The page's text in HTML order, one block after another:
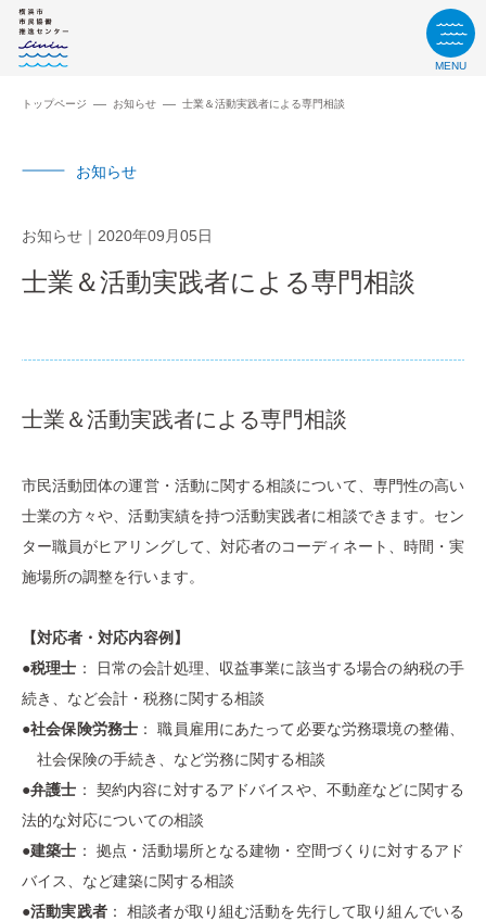
MENU
トップページ お知らせ 士業＆活動実践者による専門相談
お知らせ
お知らせ 2020年09月05日
士業＆活動実践者による専門相談
士業＆活動実践者による専門相談
市民活動団体の運営・活動に関する相談について、専門性の高い
士業の方々や、活動実績を持つ活動実践者に相談できます。セン
ター職員がヒアリングして、対応者のコーディネート、時間・実
施場所の調整を行います。
【対応者・対応内容例】
●税理士 ： 日常の会計処理、収益事業に該当する場合の納税の手
続き、など会計・税務に関する相談
●社会保険労務士 ： 職員雇用にあたって必要な労務環境の整備、
社会保険の手続き、など労務に関する相談
●弁護士 ： 契約内容に対するアドバイスや、不動産などに関する
法的な対応についての相談
●建築士 ： 拠点・活動場所となる建物・空間づくりに対するアド
バイス、など建築に関する相談
●活動実践者： 相談者が取り組む活動を先行して取り組んでいる